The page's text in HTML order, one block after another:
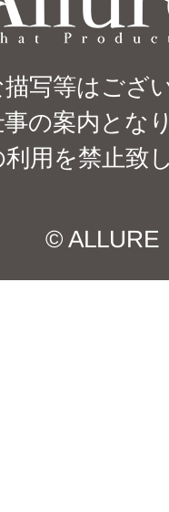
写等はござ
の案内とな
利用を禁止致
© ALLURE